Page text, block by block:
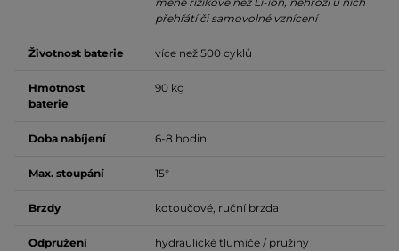
přehřátí či samovolné vznícení
Životnost baterie více než 500 cyklů
Hmotnost
baterie
90 kg
Doba nabíjení 6-8 hodin
Max. stoupání 15°
Brzdy kotoučové, ruční brzda
Odpružení
hydraulické tlumiče / pružiny